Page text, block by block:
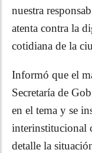
nuestra
atenta contra la
cotidiana de la
Informó que el
Secretaría de
en el tema y se
interinstitucional
detalle la